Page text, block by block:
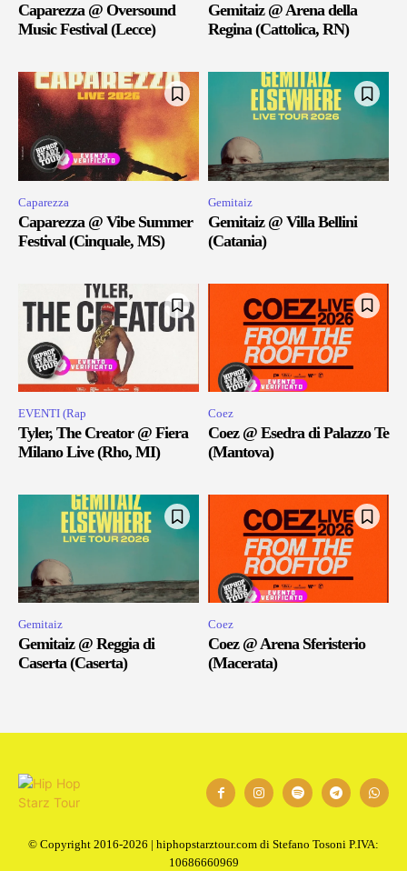
Caparezza @ Oversound
Music Festival (Lecce)
Gemitaiz @ Arena della
Regina (Cattolica, RN)
Caparezza
Caparezza @ Vibe Summer
Festival (Cinquale, MS)
Gemitaiz
Gemitaiz @ Villa Bellini
(Catania)
EVENTI (Rap
Tyler, The Creator @ Fiera
Milano Live (Rho, MI)
Coez
Coez @ Esedra di Palazzo Te
(Mantova)
Gemitaiz
Gemitaiz @ Reggia di
Caserta (Caserta)
Coez
Coez @ Arena Sferisterio
(Macerata)
© Copyright 2016-2026 | hiphopstarztour.com di Stefano Tosoni P.IVA:
10686660969